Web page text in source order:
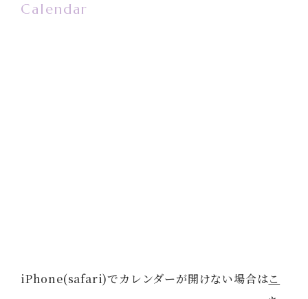
Calendar
iPhone(safari)でカレンダーが開けない場合はこ